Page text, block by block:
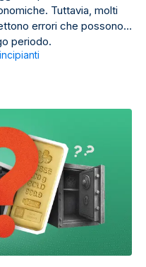
Tuttavia, molti
errori che possono
periodo.